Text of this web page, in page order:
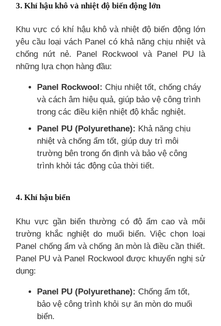
3. Khí hậu khô và nhiệt độ biến động lớn
Khu vực có khí hậu khô và nhiệt độ biến động lớn
yêu cầu loại vách Panel có khả năng chịu nhiệt và
chống nứt nẻ. Panel Rockwool và Panel PU là
những lựa chọn hàng đầu:
Panel Rockwool: Chịu nhiệt tốt, chống cháy
và cách âm hiệu quả, giúp bảo vệ công trình
trong các điều kiện nhiệt độ khắc nghiệt.
Panel PU (Polyurethane): Khả năng chịu
nhiệt và chống ẩm tốt, giúp duy trì môi
trường bên trong ổn định và bảo vệ công
trình khỏi tác động của thời tiết.
4. Khí hậu biển
Khu vực gần biển thường có độ ẩm cao và môi
trường khắc nghiệt do muối biển. Việc chọn loại
Panel chống ẩm và chống ăn mòn là điều cần thiết.
Panel PU và Panel Rockwool được khuyến nghị sử
dụng:
Panel PU (Polyurethane): Chống ẩm tốt,
bảo vệ công trình khỏi sự ăn mòn do muối
biển.